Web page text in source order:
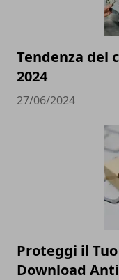
Tendenza del
2024
27/06/2024
Proteggi il
Download